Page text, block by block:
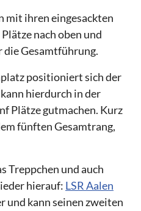
ihren eingesackten
nach oben und
die Gesamtführung.
positioniert sich der
hierdurch in der
Plätze gutmachen. Kurz
fünften Gesamtrang,
Treppchen und auch
hierauf: LSR Aalen
kann seinen zweiten